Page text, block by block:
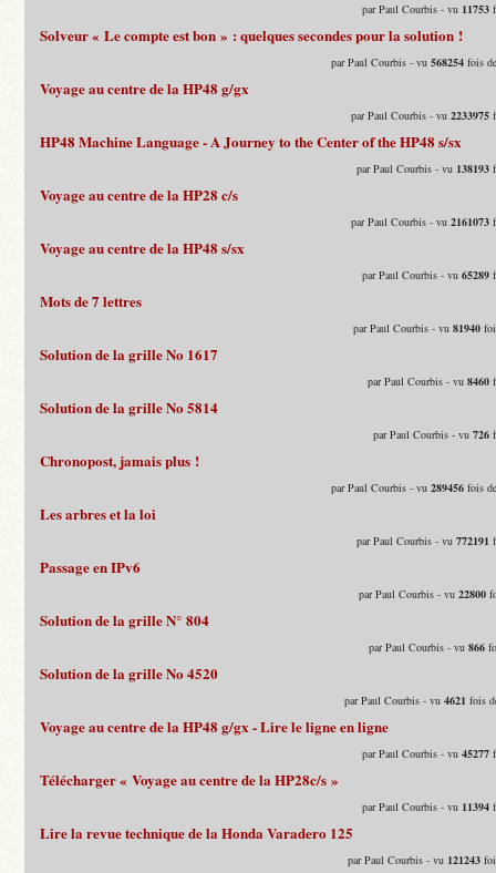
par Paul Courbis - vu 11753
Solveur « Le compte est bon » : quelques secondes pour la solution !
par Paul Courbis - vu568254 fois
Voyage au centre de la HP48 g/gx
par Paul Courbis - vu2233975
HP48 Machine Language - A Journey to the Center of the HP48 s/sx
par Paul Courbis - vu 138193
Voyage au centre de la HP28 c/s
par Paul Courbis - vu2161073
Voyage au centre de la HP48 s/sx
par Paul Courbis - vu65289
Mots de 7 lettres
par Paul Courbis - vu81940
Solution de la grille No 1617
par Paul Courbis - vu8460
Solution de la grille No 5814
par Paul Courbis - vu726
Chronopost, jamais plus !
par Paul Courbis - vu289456 fois
Les arbres et la loi
par Paul Courbis - vu772191
Passage en IPv6
par Paul Courbis - vu22800
Solution de la grille N° 804
par Paul Courbis - vu866
Solution de la grille No 4520
par Paul Courbis - vu4621 fois
Voyage au centre de la HP48 g/gx - Lire le ligne en ligne
par Paul Courbis - vu45277
Télécharger « Voyage au centre de la HP28c/s »
par Paul Courbis - vu 11394
Lire la revue technique de la Honda Varadero 125
par Paul Courbis - vu 121243